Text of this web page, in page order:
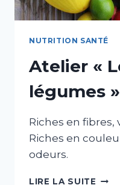
NUTRITION SANTÉ
Atelier «
légumes »
Riches en fibres,
Riches en
odeurs.
LIRE LA SUITE